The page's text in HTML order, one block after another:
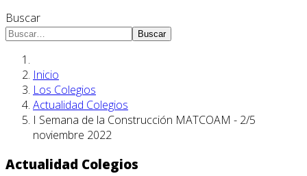
Buscar
Buscar
Inicio
Los Colegios
Actualidad Colegios
I Semana de la Construcción MATCOAM - 2/5
noviembre 2022
Actualidad Colegios